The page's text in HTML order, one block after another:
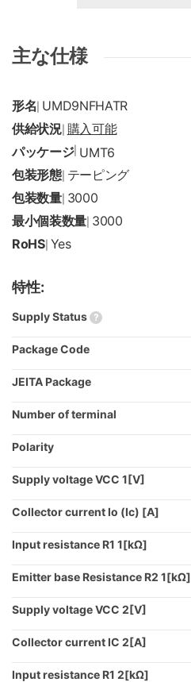
主な仕様
形名 UMD9NFHATR
供給状況| 購入可能
パッケージ| UMT6
包装形態| テーピング
包装数量| 3000
最小個装数量 3000
RoHS| Yes
特性:
Supply Status ?
Package Code
JEITA Package
Number of terminal
Polarity
Supply voltage VCC 1[V]
Collector current Io (Ic) [A]
Input resistance R1 1[kΩ]
Emitter base Resistance R2 1[kΩ]
Supply voltage VCC 2[V]
Collector current IC 2[A]
Input resistance R1 2[kΩ]